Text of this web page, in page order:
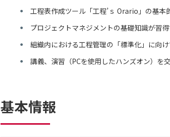
工程表作成ツール「工程’ｓ Orario」の基
プロジェクトマネジメントの基礎知識が習
組織内における工程管理の「標準化」に向
講義、演習（PCを使用したハンズオン）を
基本情報